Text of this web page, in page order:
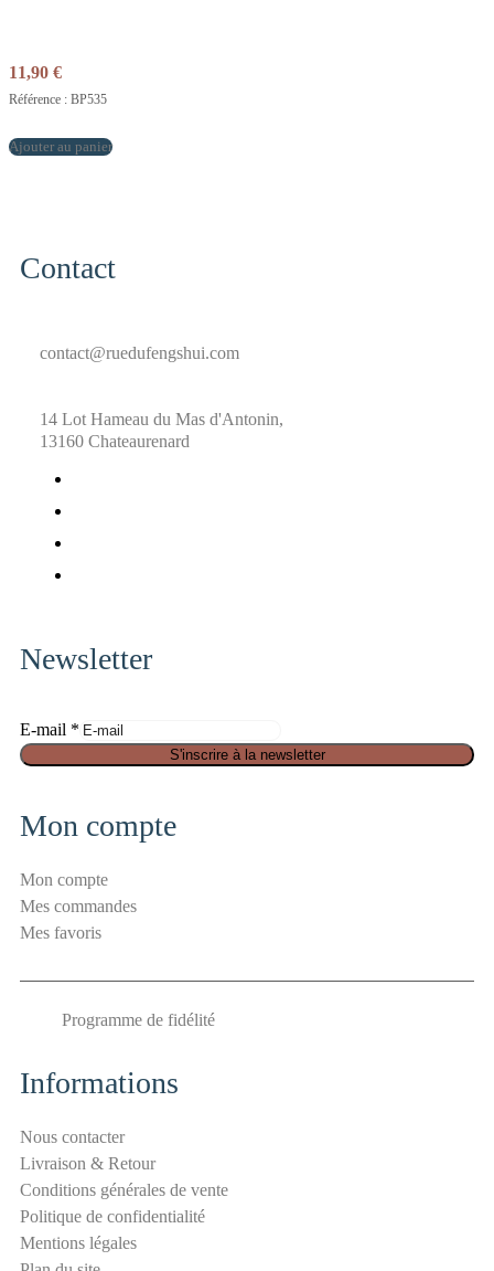
11,90 €
Référence : BP535
Ajouter au panier
Contact
contact@ruedufengshui.com
14 Lot Hameau du Mas d'Antonin,
13160 Chateaurenard
Newsletter
E-mail *
a
i
s
p
a
a
l
S
é
c
u
r
S'inscrire à la newsletter
Mon compte
Mon compte
Mes commandes
Mes favoris
Programme de fidélité
Informations
Nous contacter
Livraison & Retour
Conditions générales de vente
Politique de confidentialité
Mentions légales